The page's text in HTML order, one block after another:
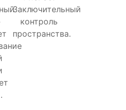
Заключительный
контроль
пространства.